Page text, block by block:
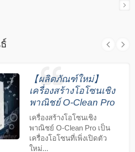
【ผลิตภัณฑ์ใหม่】
เครื่องสร้างโอโซนเชิง
พาณิชย์ O-Clean Pro
เครื่องสร้างโอโซนเชิง
พาณิชย์ O-Clean Pro เป็น
เครื่องโอโซนที่เพิ่งเปิดตัว
ใหม่...